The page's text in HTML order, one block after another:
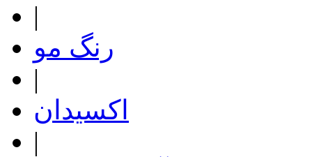
|
رنگ مو
|
اکسیدان
|